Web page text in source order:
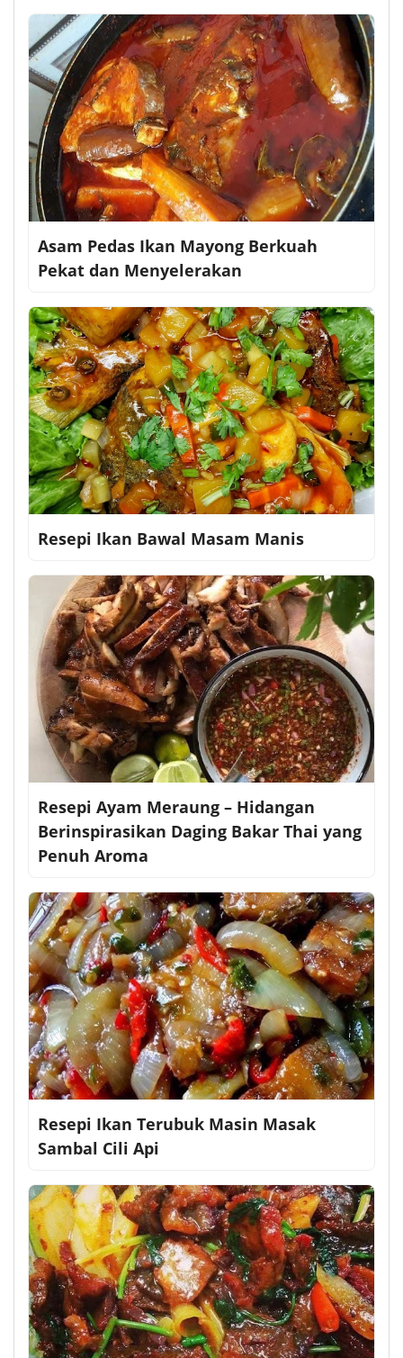
Asam Pedas Ikan Mayong Berkuah
Pekat dan Menyelerakan
Resepi Ikan Bawal Masam Manis
Resepi Ayam Meraung – Hidangan
Berinspirasikan Daging Bakar Thai yang
Penuh Aroma
Resepi Ikan Terubuk Masin Masak
Sambal Cili Api